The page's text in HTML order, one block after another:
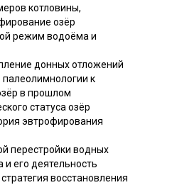
котловины,
озёр
режим водоёма и
донных отложений
к
в прошлом
статуса озёр
эвтрофирования
перестройки водных
и его деятельность
восстановления